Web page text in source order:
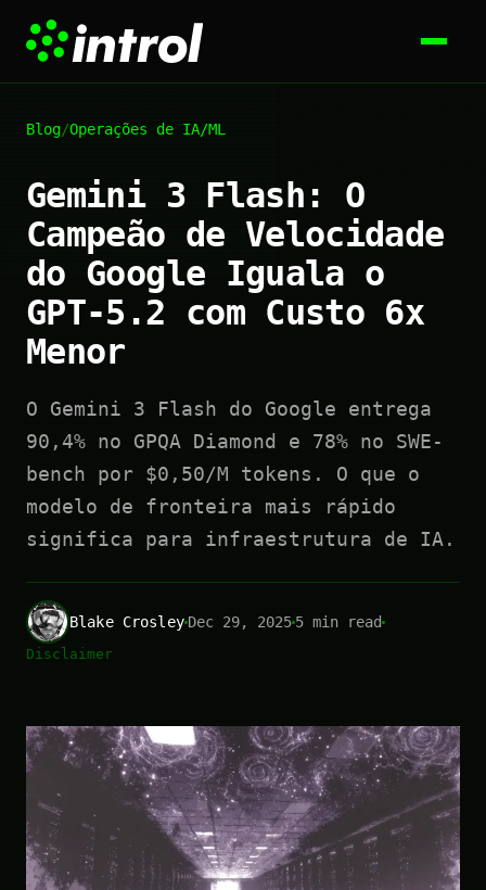
Blog/Operações de IA/ML
Gemini 3 Flash: O
Campeão de Velocidade
do Google Iguala o
GPT-5.2 com Custo 6x
Menor
O Gemini 3 Flash do Google entrega
90,4% no GPQA Diamond e 78% no SWE-
bench por $0,50/M tokens. O que o
modelo de fronteira mais rápido
significa para infraestrutura de IA.
Blake CrosleyDec 29, 20255 min read
Disclaimer